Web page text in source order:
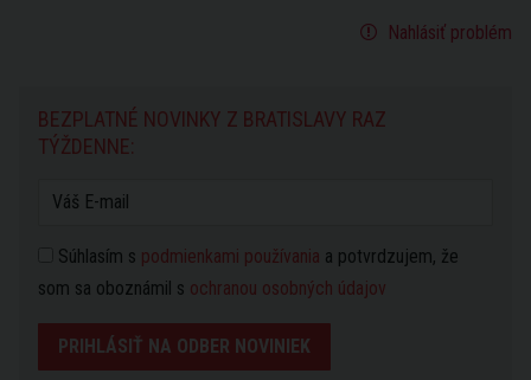
Nahlásiť problém
BEZPLATNÉ NOVINKY Z BRATISLAVY RAZ
TÝŽDENNE:
Súhlasím s podmienkami používania a potvrdzujem, že
som sa oboznámil s ochranou osobných údajov
PRIHLÁSIŤ NA ODBER NOVINIEK